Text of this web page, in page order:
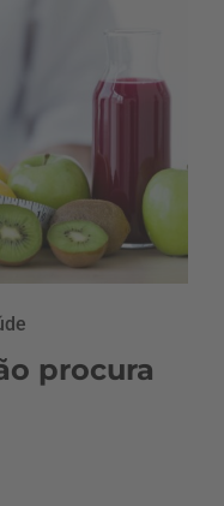
procura